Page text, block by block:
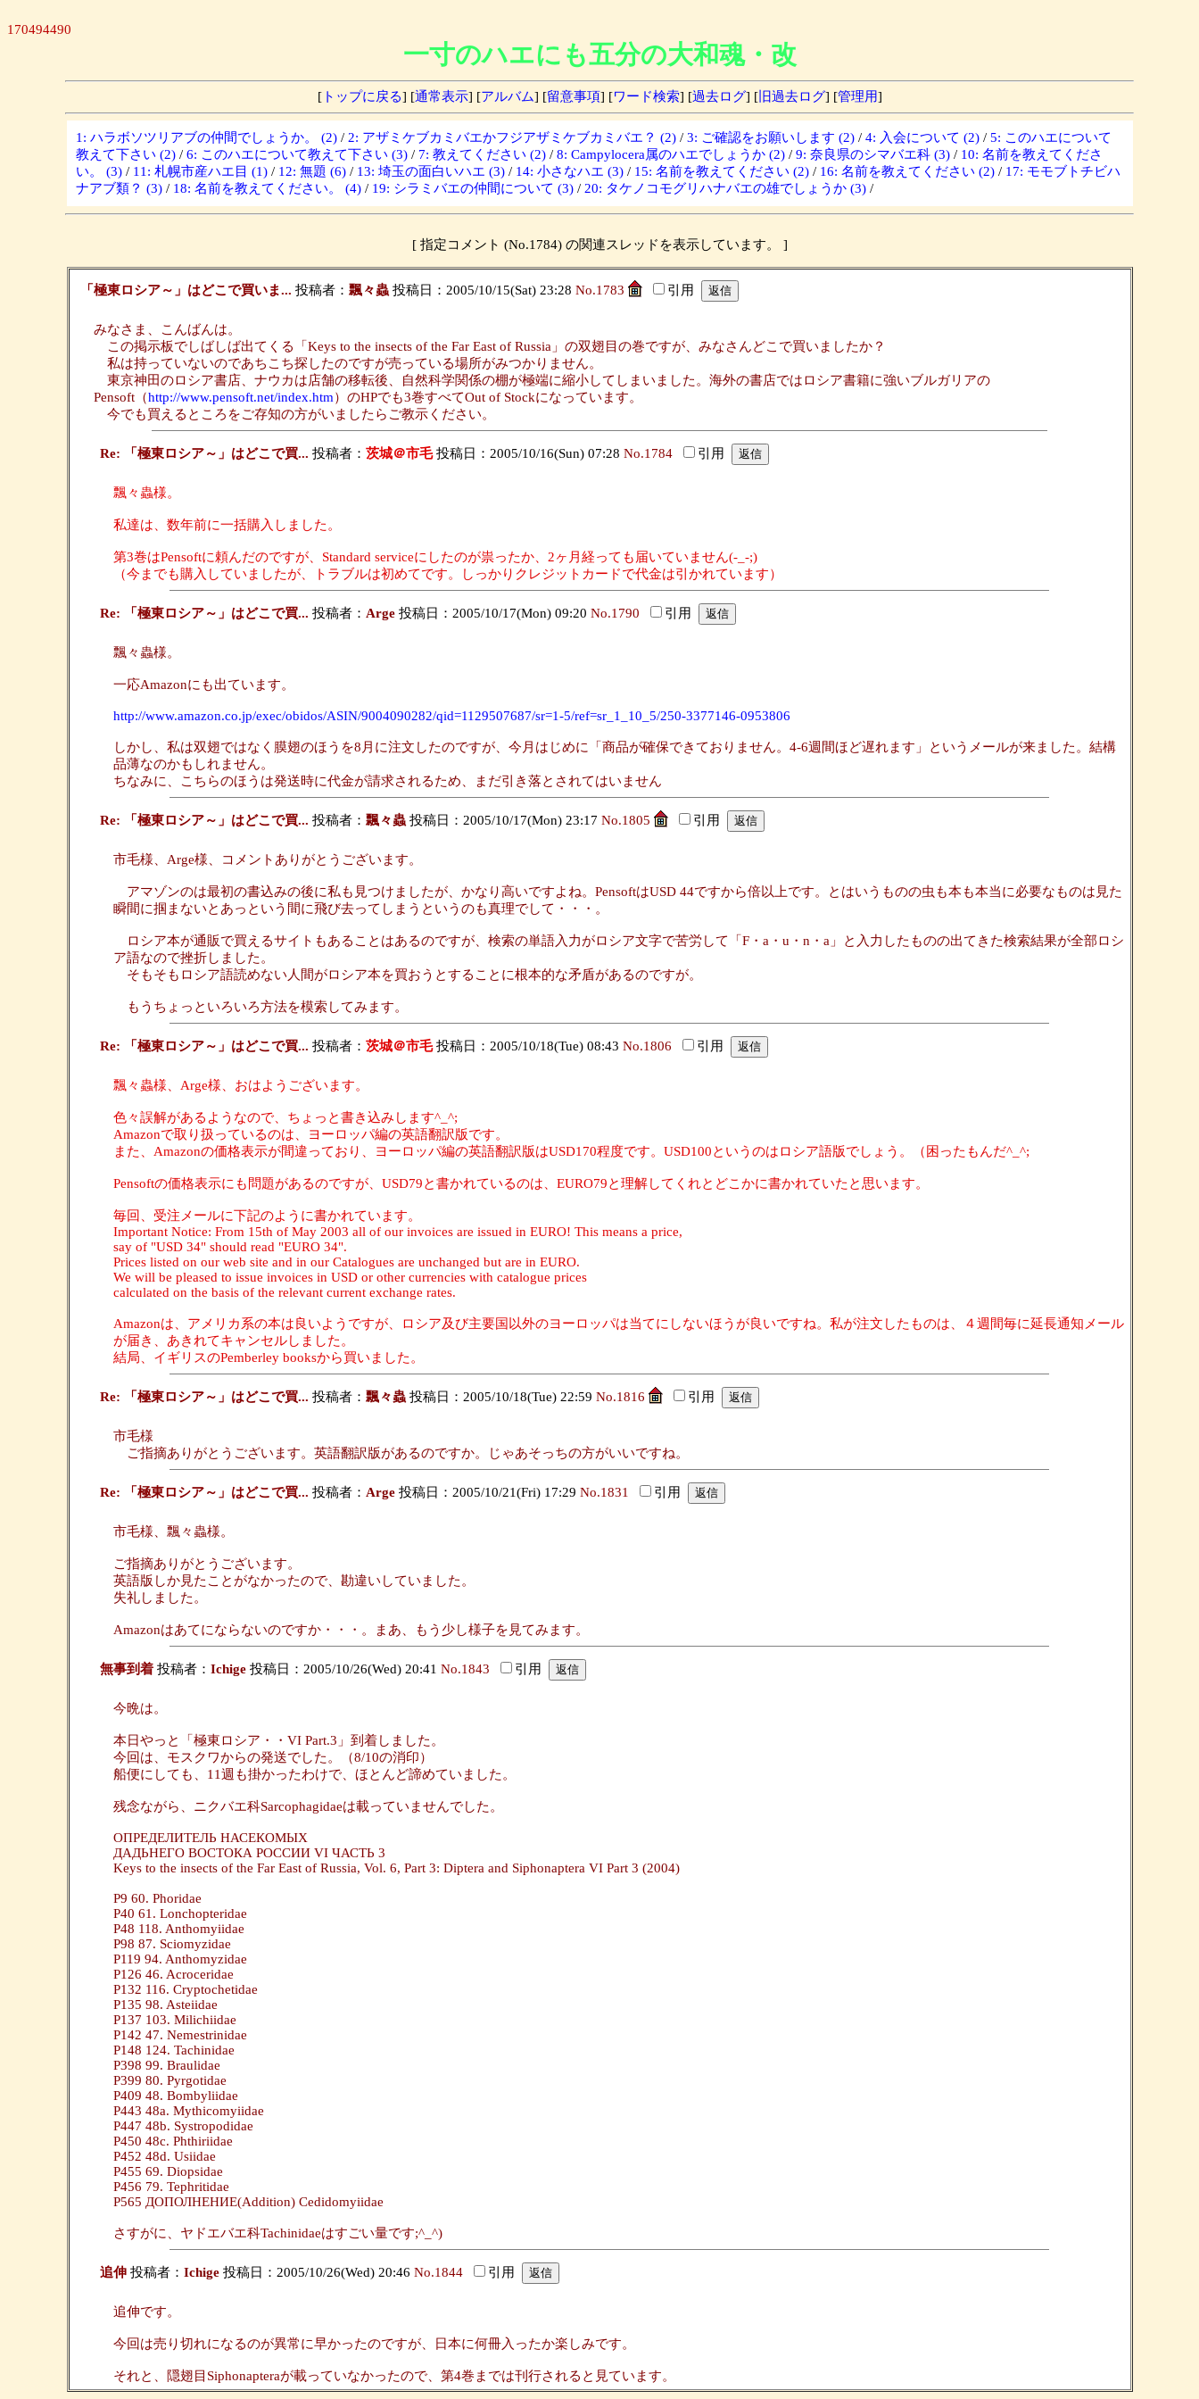
170494490
一寸のハエにも五分の大和魂・改
[トップに戻る] [通常表示] [アルバム] [留意事項] [ワード検索] [過去ログ] [旧過去ログ] [管理用]
1: ハラボソツリアブの仲間でしょうか。 (2) / 2: アザミケブカミバエかフジアザミケブカミバエ？ (2) / 3: ご確認をお願いします (2) / 4: 入会について (2) / 5: このハエについて
教えて下さい (2) / 6: このハエについて教えて下さい (3) / 7: 教えてください (2) / 8: Campylocera属のハエでしょうか (2) / 9: 奈良県のシマバエ科 (3) / 10: 名前を教えてくださ
い。 (3) / 11: 札幌市産ハエ目 (1) / 12: 無題 (6) / 13: 埼玉の面白いハエ (3) / 14: 小さなハエ (3) / 15: 名前を教えてください (2) / 16: 名前を教えてください (2) / 17: モモブトチビハ
ナアブ類？ (3) / 18: 名前を教えてください。 (4) / 19: シラミバエの仲間について (3) / 20: タケノコモグリハナバエの雄でしょうか (3) /
[ 指定コメント (No.1784) の関連スレッドを表示しています。 ]
「極東ロシア～」はどこで買いま... 投稿者： 飄々蟲投稿日：2005/10/15(Sat) 23:28 No.1783 引用
みなさま、こんばんは。
この掲示板でしばしば出てくる「Keys to the insects of the Far East of Russia」の双翅目の巻ですが、みなさんどこで買いましたか？
私は持っていないのであちこち探したのですが売っている場所がみつかりません。
東京神田のロシア書店、ナウカは店舗の移転後、自然科学関係の棚が極端に縮小してしまいました。海外の書店ではロシア書籍に強いブルガリアの
Pensoft（http://www.pensoft.net/index.htm）のHPでも3巻すべてOut of Stockになっています。
今でも買えるところをご存知の方がいましたらご教示ください。
Re: 「極東ロシア～」はどこで買... 投稿者： 茨城＠市毛投稿日：2005/10/16(Sun) 07:28 No.1784 引用
飄々蟲様。
私達は、数年前に一括購入しました。
第3巻はPensoftに頼んだのですが、Standard serviceにしたのが祟ったか、2ヶ月経っても届いていません(-_-;)
（今までも購入していましたが、トラブルは初めてです。しっかりクレジットカードで代金は引かれています）
Re: 「極東ロシア～」はどこで買... 投稿者： Arge投稿日：2005/10/17(Mon) 09:20 No.1790 引用
飄々蟲様。
一応Amazonにも出ています。
http://www.amazon.co.jp/exec/obidos/ASIN/9004090282/qid=1129507687/sr=1-5/ref=sr_1_10_5/250-3377146-0953806
しかし、私は双翅ではなく膜翅のほうを8月に注文したのですが、今月はじめに「商品が確保できておりません。4-6週間ほど遅れます」というメールが来ました。結構
品薄なのかもしれません。
ちなみに、こちらのほうは発送時に代金が請求されるため、まだ引き落とされてはいません
Re: 「極東ロシア～」はどこで買... 投稿者： 飄々蟲投稿日：2005/10/17(Mon) 23:17 No.1805 引用
市毛様、Arge様、コメントありがとうございます。
アマゾンのは最初の書込みの後に私も見つけましたが、かなり高いですよね。PensoftはUSD 44ですから倍以上です。とはいうものの虫も本も本当に必要なものは見た
瞬間に掴まないとあっという間に飛び去ってしまうというのも真理でして・・・。
ロシア本が通販で買えるサイトもあることはあるのですが、検索の単語入力がロシア文字で苦労して「F・a・u・n・a」と入力したものの出てきた検索結果が全部ロシ
ア語なので挫折しました。
そもそもロシア語読めない人間がロシア本を買おうとすることに根本的な矛盾があるのですが。
もうちょっといろいろ方法を模索してみます。
Re: 「極東ロシア～」はどこで買... 投稿者： 茨城＠市毛投稿日：2005/10/18(Tue) 08:43 No.1806 引用
飄々蟲様、Arge様、おはようございます。
色々誤解があるようなので、ちょっと書き込みします^_^;
Amazonで取り扱っているのは、ヨーロッパ編の英語翻訳版です。
また、Amazonの価格表示が間違っており、ヨーロッパ編の英語翻訳版はUSD170程度です。USD100というのはロシア語版でしょう。（困ったもんだ^_^;
Pensoftの価格表示にも問題があるのですが、USD79と書かれているのは、EURO79と理解してくれとどこかに書かれていたと思います。
毎回、受注メールに下記のように書かれています。
Important Notice: From 15th of May 2003 all of our invoices are issued in EURO! This means a price,
say of "USD 34" should read "EURO 34".
Prices listed on our web site and in our Catalogues are unchanged but are in EURO.
We will be pleased to issue invoices in USD or other currencies with catalogue prices
calculated on the basis of the relevant current exchange rates.
Amazonは、アメリカ系の本は良いようですが、ロシア及び主要国以外のヨーロッパは当てにしないほうが良いですね。私が注文したものは、４週間毎に延長通知メール
が届き、あきれてキャンセルしました。
結局、イギリスのPemberley booksから買いました。
Re: 「極東ロシア～」はどこで買... 投稿者： 飄々蟲投稿日：2005/10/18(Tue) 22:59 No.1816 引用
市毛様
ご指摘ありがとうございます。英語翻訳版があるのですか。じゃあそっちの方がいいですね。
Re: 「極東ロシア～」はどこで買... 投稿者： Arge投稿日：2005/10/21(Fri) 17:29 No.1831 引用
市毛様、飄々蟲様。
ご指摘ありがとうございます。
英語版しか見たことがなかったので、勘違いしていました。
失礼しました。
Amazonはあてにならないのですか・・・。まあ、もう少し様子を見てみます。
無事到着投稿者： Ichige投稿日：2005/10/26(Wed) 20:41 No.1843 引用
今晩は。
本日やっと「極東ロシア・・VI Part.3」到着しました。
今回は、モスクワからの発送でした。（8/10の消印）
船便にしても、11週も掛かったわけで、ほとんど諦めていました。
残念ながら、ニクバエ科Sarcophagidaeは載っていませんでした。
ОПРЕДЕЛИТЕЛЬ НАСЕКОМЫХ
ДАДЬНЕГО ВОСТОКА РОССИИ VI ЧАСТЬ 3
Keys to the insects of the Far East of Russia, Vol. 6, Part 3: Diptera and Siphonaptera VI Part 3 (2004)
P9 60. Phoridae
P40 61. Lonchopteridae
P48 118. Anthomyiidae
P98 87. Sciomyzidae
P119 94. Anthomyzidae
P126 46. Acroceridae
P132 116. Cryptochetidae
P135 98. Asteiidae
P137 103. Milichiidae
P142 47. Nemestrinidae
P148 124. Tachinidae
P398 99. Braulidae
P399 80. Pyrgotidae
P409 48. Bombyliidae
P443 48a. Mythicomyiidae
P447 48b. Systropodidae
P450 48c. Phthiriidae
P452 48d. Usiidae
P455 69. Diopsidae
P456 79. Tephritidae
P565 ДОПОЛНЕНИЕ(Addition) Cedidomyiidae
さすがに、ヤドエバエ科Tachinidaeはすごい量です;^_^)
追伸投稿者： Ichige投稿日：2005/10/26(Wed) 20:46 No.1844 引用
追伸です。
今回は売り切れになるのが異常に早かったのですが、日本に何冊入ったか楽しみです。
それと、隠翅目Siphonapteraが載っていなかったので、第4巻までは刊行されると見ています。